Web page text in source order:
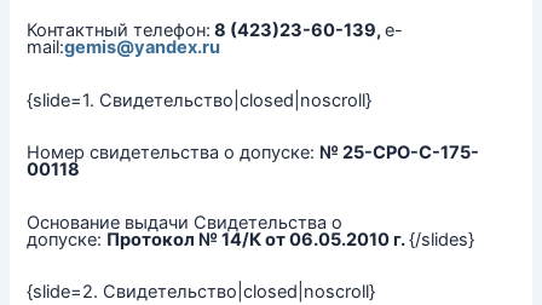
Контактный телефон: 8 (423)23-60-139,e-
mail:gemis@yandex.ru
{slide=1. Свидетельство|closed|noscroll}
Номер свидетельства о допуске: № 25-СРО-С-175-
00118
Основание выдачи Свидетельства о
допуске: Протокол № 14/К от 06.05.2010 г.{/slides}
{slide=2. Свидетельство|closed|noscroll}